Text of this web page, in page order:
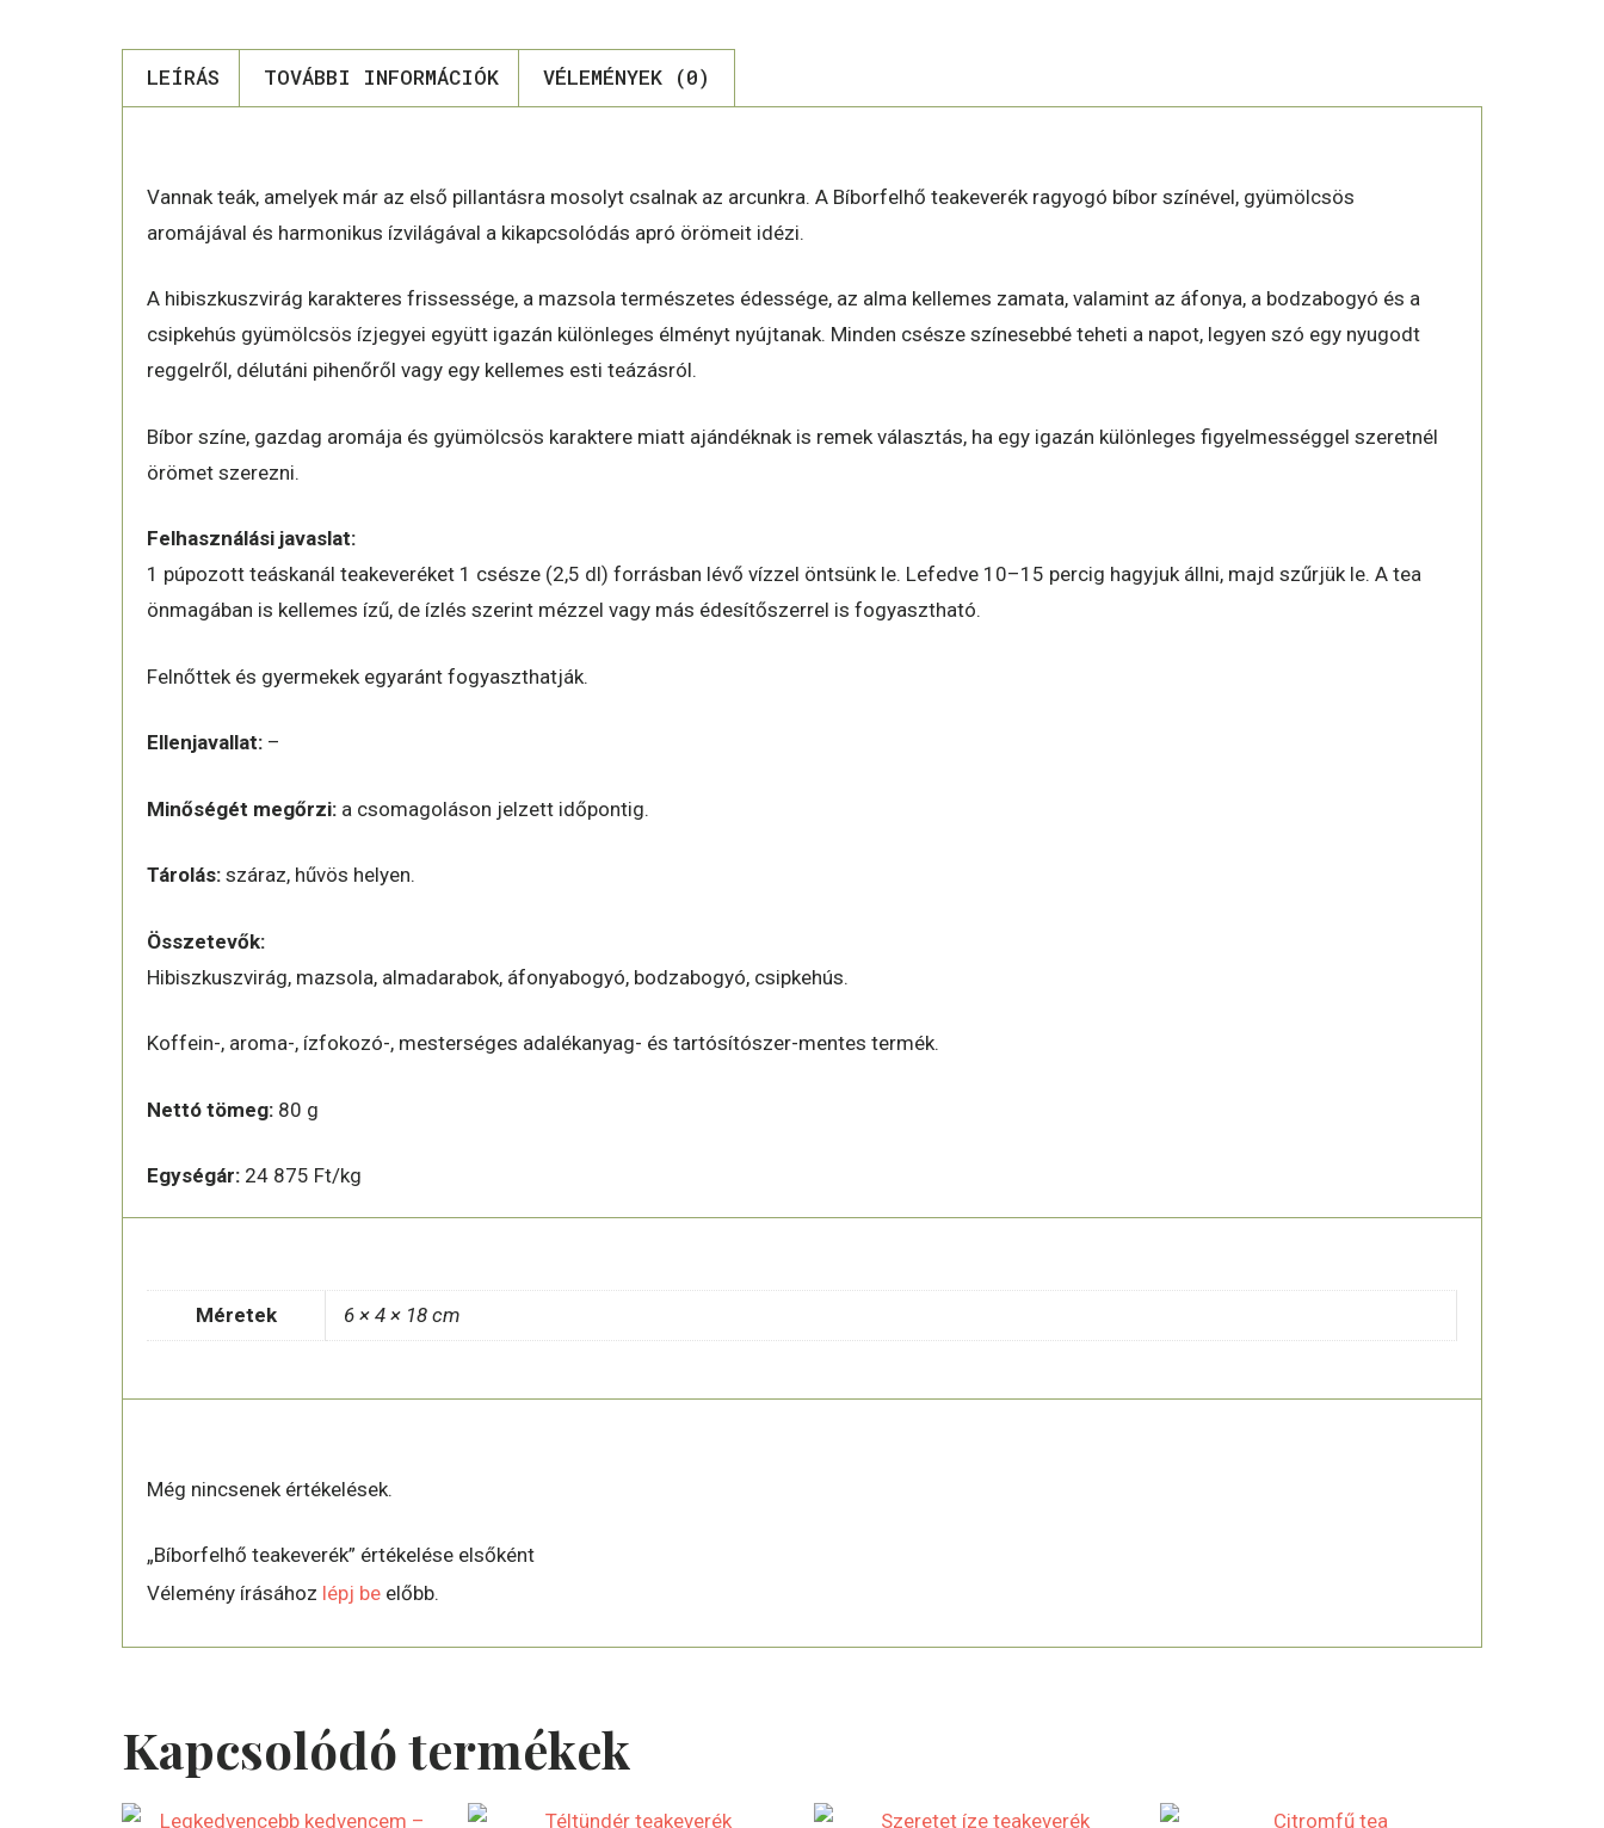
LEÍRÁS TOVÁBBI INFORMÁCIÓK VÉLEMÉNYEK (0)
Vannak teák, amelyek már az első pillantásra mosolyt csalnak az arcunkra. A Bíborfelhő teakeverék ragyogó bíbor színével, gyümölcsös
aromájával és harmonikus ízvilágával a kikapcsolódás apró örömeit idézi.
A hibiszkuszvirág karakteres frissessége, a mazsola természetes édessége, az alma kellemes zamata, valamint az áfonya, a bodzabogyó és a
csipkehús gyümölcsös ízjegyei együtt igazán különleges élményt nyújtanak. Minden csésze színesebbé teheti a napot, legyen szó egy nyugodt
reggelről, délutáni pihenőről vagy egy kellemes esti teázásról.
Bíbor színe, gazdag aromája és gyümölcsös karaktere miatt ajándéknak is remek választás, ha egy igazán különleges figyelmességgel szeretnél
örömet szerezni.
Felhasználási javaslat:
1 púpozott teáskanál teakeveréket 1 csésze (2,5 dl) forrásban lévő vízzel öntsünk le. Lefedve 10–15 percig hagyjuk állni, majd szűrjük le. A tea
önmagában is kellemes ízű, de ízlés szerint mézzel vagy más édesítőszerrel is fogyasztható.
Felnőttek és gyermekek egyaránt fogyaszthatják.
Ellenjavallat: –
Minőségét megőrzi: a csomagoláson jelzett időpontig.
Tárolás: száraz, hűvös helyen.
Összetevők:
Hibiszkuszvirág, mazsola, almadarabok, áfonyabogyó, bodzabogyó, csipkehús.
Koffein-, aroma-, ízfokozó-, mesterséges adalékanyag- és tartósítószer-mentes termék.
Nettó tömeg: 80 g
Egységár: 24 875 Ft/kg
Méretek 6 × 4 × 18 cm
Még nincsenek értékelések.
„Bíborfelhő teakeverék” értékelése elsőként
Vélemény írásához lépj be előbb.
Kapcsolódó termékek